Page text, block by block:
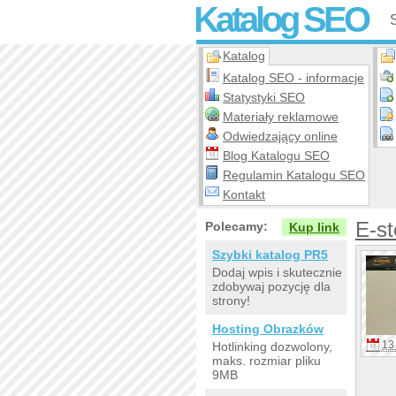
Katalog SEO
Katalog
Katalog SEO - informacje
Statystyki SEO
Materiały reklamowe
Odwiedzający online
Blog Katalogu SEO
Regulamin Katalogu SEO
Kontakt
E-
13
Polecamy:
Kup link
Szybki katalog PR5
Dodaj wpis i skutecznie
zdobywaj pozycję dla
strony!
Hosting Obrazków
Hotlinking dozwolony,
maks. rozmiar pliku
9MB